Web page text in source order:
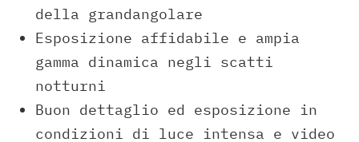
della grandangolare
Esposizione affidabile e ampia
gamma dinamica negli scatti
notturni
Buon dettaglio ed esposizione in
condizioni di luce intensa e video